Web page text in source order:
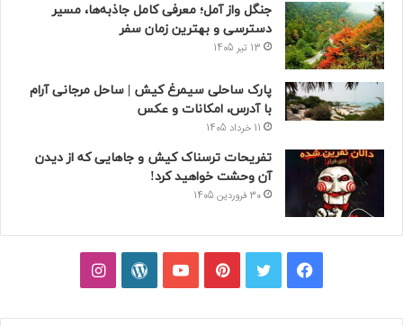
جنگل واز آمل؛ معرفی کامل جاذبه‌ها، مسیر
دسترسی و بهترین زمان سفر
13 تیر 1405
پارک ساحلی سیمرغ کیش | ساحل مرجانی آرام
با آدرس، امکانات و عکس
11 خرداد 1405
تفریحات ترسناک کیش و جاهایی که از دیدن
آن وحشت خواهید کرد!
30 فروردین 1405
فیسبوکتوییترپینتریستیوتیوبوردپرساینستاگرام